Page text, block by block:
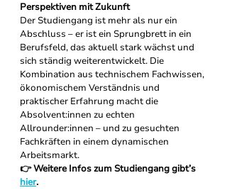
Perspektiven mit Zukunft
Der Studiengang ist mehr als nur ein
Abschluss – er ist ein Sprungbrett in ein
Berufsfeld, das aktuell stark wächst und
sich ständig weiterentwickelt. Die
Kombination aus technischem Fachwissen,
ökonomischem Verständnis und
praktischer Erfahrung macht die
Absolvent:innen zu echten
Allrounder:innen – und zu gesuchten
Fachkräften in einem dynamischen
Arbeitsmarkt.
👉 Weitere Infos zum Studiengang gibt’s
hier.